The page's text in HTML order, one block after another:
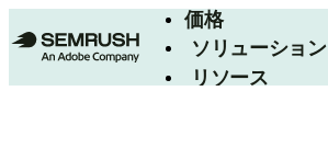
価格
ソリューション
リソース